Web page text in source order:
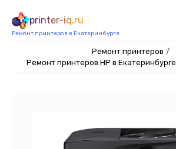
printer-iq.ru
Ремонт принтеров в Екатеринбурге
Ремонт принтеров /
Ремонт принтеров HP в Екатеринбурге